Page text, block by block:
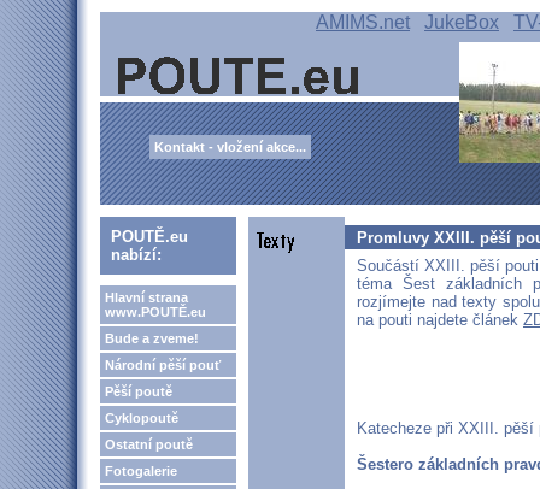
AMIMS.net JukeBox
Kontakt - vložení akce...
POUTĚ.eu
nabízí:
Hlavní strana
www.POUTĚ.eu
Bude a zveme!
Národní pěší pouť
Pěší poutě
Cyklopoutě
Ostatní poutě
Fotogalerie
Promluvy XXIII. pěší
Součástí XXIII. pěší
téma Šest základních
rozjímejte nad texty
na pouti najdete článek
Katecheze při XXIII. pěší
Šestero základních